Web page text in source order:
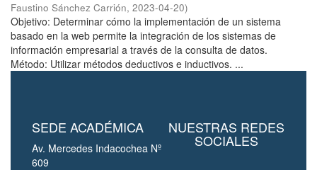
Faustino Sánchez Carrión, 2023-04-20)
Objetivo: Determinar cómo la implementación de un sistema
basado en la web permite la integración de los sistemas de
información empresarial a través de la consulta de datos.
Método: Utilizar métodos deductivos e inductivos. ...
SEDE ACADÉMICA
Av. Mercedes Indacochea Nº
609
NUESTRAS REDES
SOCIALES